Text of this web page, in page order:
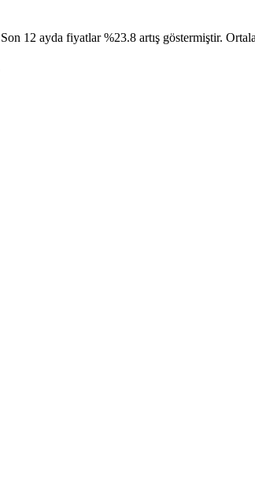
12 ayda fiyatlar %23.8 artış göstermiştir.